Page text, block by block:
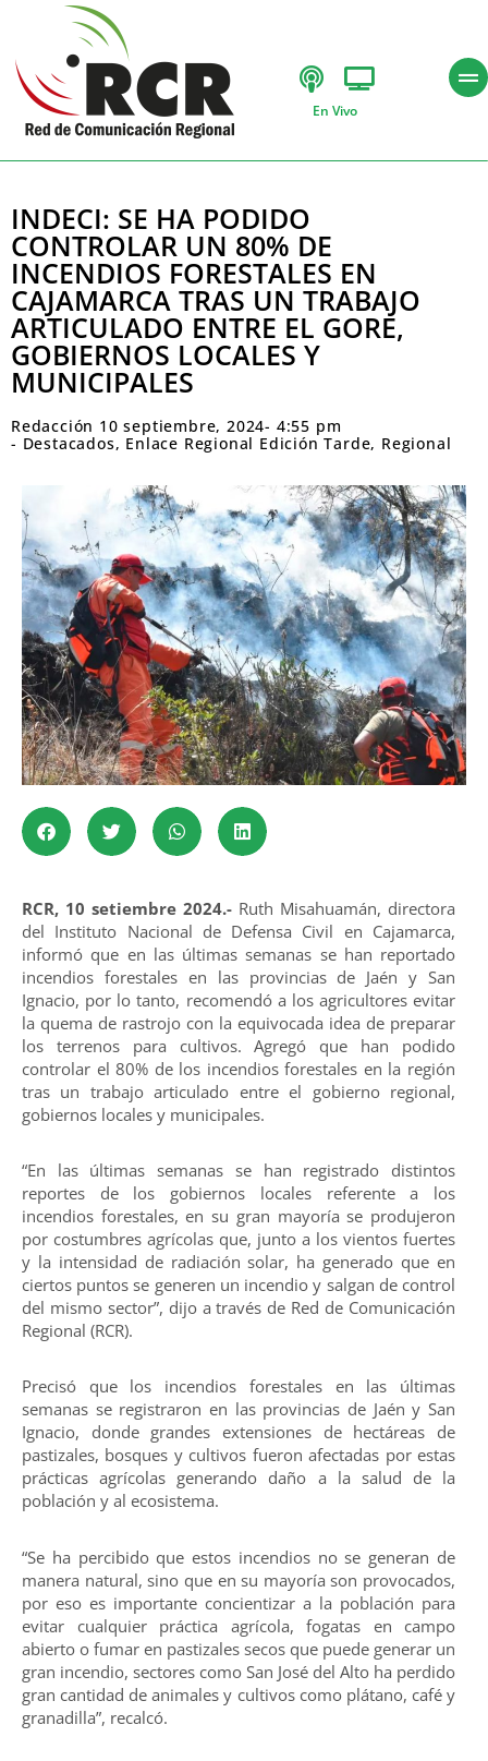
En Vivo
INDECI: SE HA PODIDO
CONTROLAR UN 80% DE
INCENDIOS FORESTALES EN
CAJAMARCA TRAS UN TRABAJO
ARTICULADO ENTRE EL GORE,
GOBIERNOS LOCALES Y
MUNICIPALES
Redacción 10 septiembre, 2024- 4:55 pm
- Destacados, Enlace Regional Edición Tarde, Regional
RCR, 10 setiembre 2024.- Ruth Misahuamán, directora
del Instituto Nacional de Defensa Civil en Cajamarca,
informó que en las últimas semanas se han reportado
incendios forestales en las provincias de Jaén y San
Ignacio, por lo tanto, recomendó a los agricultores evitar
la quema de rastrojo con la equivocada idea de preparar
los terrenos para cultivos. Agregó que han podido
controlar el 80% de los incendios forestales en la región
tras un trabajo articulado entre el gobierno regional,
gobiernos locales y municipales.
“En las últimas semanas se han registrado distintos
reportes de los gobiernos locales referente a los
incendios forestales, en su gran mayoría se produjeron
por costumbres agrícolas que, junto a los vientos fuertes
y la intensidad de radiación solar, ha generado que en
ciertos puntos se generen un incendio y salgan de control
del mismo sector”, dijo a través de Red de Comunicación
Regional (RCR).
Precisó que los incendios forestales en las últimas
semanas se registraron en las provincias de Jaén y San
Ignacio, donde grandes extensiones de hectáreas de
pastizales, bosques y cultivos fueron afectadas por estas
prácticas agrícolas generando daño a la salud de la
población y al ecosistema.
“Se ha percibido que estos incendios no se generan de
manera natural, sino que en su mayoría son provocados,
por eso es importante concientizar a la población para
evitar cualquier práctica agrícola, fogatas en campo
abierto o fumar en pastizales secos que puede generar un
gran incendio, sectores como San José del Alto ha perdido
gran cantidad de animales y cultivos como plátano, café y
granadilla”, recalcó.